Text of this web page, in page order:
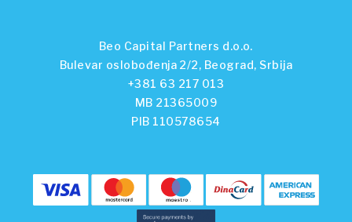
Beo Capital Partners d.o.o.
Bulevar oslobođenja 2/2, Beograd, Srbija
+381 63 217 013
MB 21365009
PIB 110578654